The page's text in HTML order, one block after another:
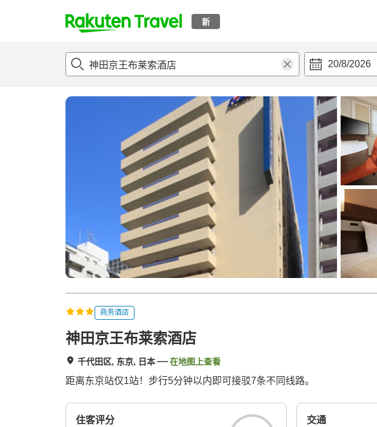
新
t
p
a
20/8/2026
概况 客房及住宿套餐评论设施
商务酒店
神田京王布莱索酒店
千代田区, 东京, 日本 在地图上查看
距离东京站仅1站！步行5分钟以内即可接驳7条不同线路。
住客评分 交通